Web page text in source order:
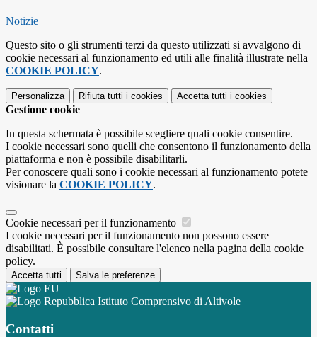
Notizie
Questo sito o gli strumenti terzi da questo utilizzati si avvalgono di
cookie necessari al funzionamento ed utili alle finalità illustrate nella
COOKIE POLICY.
Personalizza Rifiuta tutti i cookies Accetta tutti i cookies
Gestione cookie
In questa schermata è possibile scegliere quali cookie consentire.
I cookie necessari sono quelli che consentono il funzionamento della
piattaforma e non è possibile disabilitarli.
Per conoscere quali sono i cookie necessari al funzionamento potete
visionare la COOKIE POLICY.
Cookie necessari per il funzionamento
I cookie necessari per il funzionamento non possono essere
disabilitati. È possibile consultare l'elenco nella pagina della cookie
policy.
Accetta tutti Salva le preferenze
Istituto Comprensivo di Altivole
Contatti